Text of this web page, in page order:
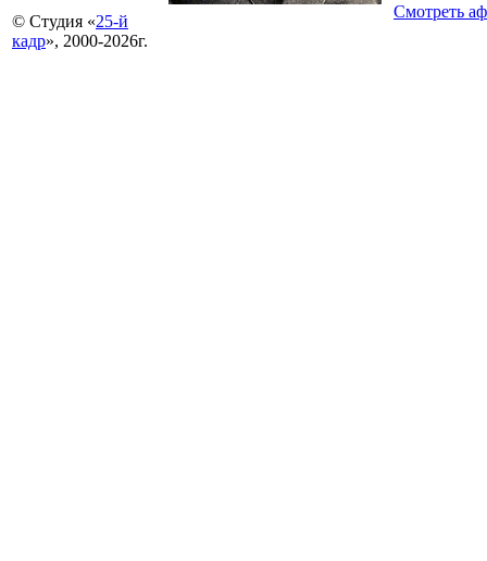
© Студия «25-й
кадр», 2000-2026г.
Смотреть